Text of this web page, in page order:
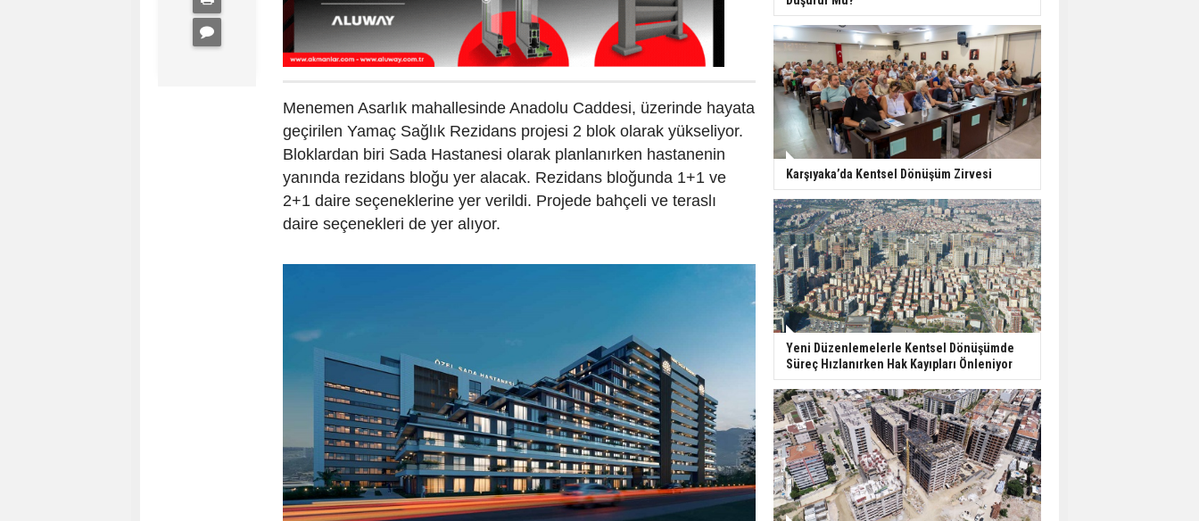
Menemen Asarlık mahallesinde Anadolu Caddesi, üzerinde hayata
geçirilen Yamaç Sağlık Rezidans projesi 2 blok olarak yükseliyor.
Bloklardan biri Sada Hastanesi olarak planlanırken hastanenin
yanında rezidans bloğu yer alacak. Rezidans bloğunda 1+1 ve
2+1 daire seçeneklerine yer verildi. Projede bahçeli ve teraslı
daire seçenekleri de yer alıyor.
Tercih Döneminde
Barınma Telaşı Başladı
Aileden Miras Kalan Ev
Nasıl Satılır?
İstanbul'da 15 Bin Kiralık
Sosyal Konut Eylülde
Kiraya Verilecek
Karşıyaka’da Kentsel Dönüşüm Zirvesi
Yeni Düzenlemelerle Kentsel Dönüşümde
Süreç Hızlanırken Hak Kayıpları Önleniyor